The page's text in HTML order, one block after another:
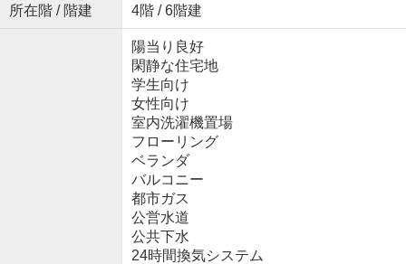
所在階 / 階建 4階 / 6階建
陽当り良好
閑静な住宅地
学生向け
女性向け
室内洗濯機置場
フローリング
ベランダ
バルコニー
都市ガス
公営水道
公共下水
24時間換気システム